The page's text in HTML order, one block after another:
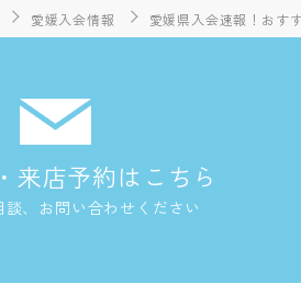
愛媛入会情報 愛媛県入会速報！おす
来店予約はこちら
談、お問い合わせください